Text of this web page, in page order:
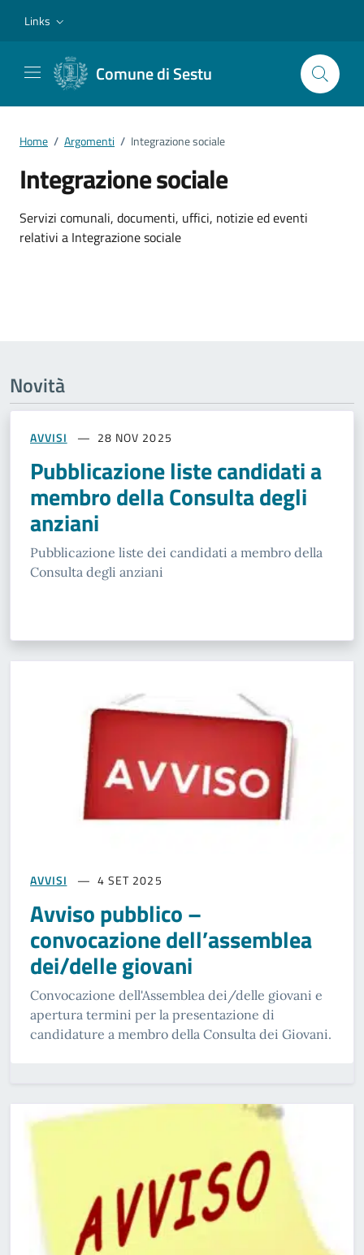
Links
Comune di Sestu
Home / Argomenti / Integrazione sociale
Integrazione sociale
Dettagli dell'argomento
Servizi comunali, documenti, uffici, notizie ed eventi
relativi a Integrazione sociale
Novità
AVVISI 28 NOV 2025
Pubblicazione liste candidati a
membro della Consulta degli
anziani
Pubblicazione liste dei candidati a membro della
Consulta degli anziani
AVVISI 4 SET 2025
Avviso pubblico –
convocazione dell’assemblea
dei/delle giovani
Convocazione dell'Assemblea dei/delle giovani e
apertura termini per la presentazione di
candidature a membro della Consulta dei Giovani.